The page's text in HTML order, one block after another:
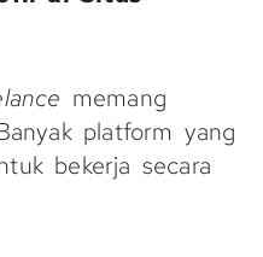
memang
platform yang
bekerja secara